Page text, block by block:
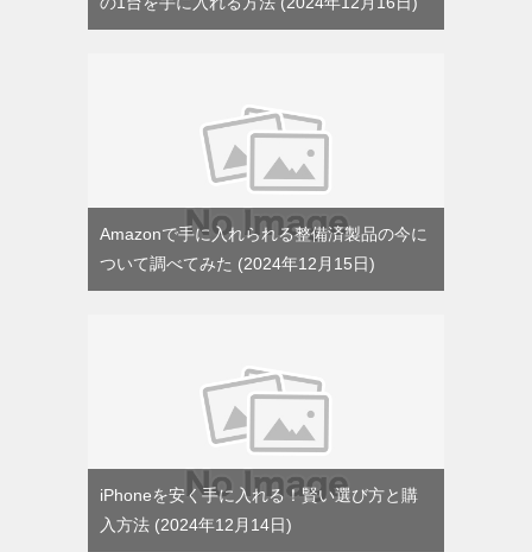
Amazonで手に入れられる整備済製品の今に
ついて調べてみた
2024年12月15日
iPhoneを安く手に入れる！賢い選び方と購
入方法
2024年12月14日